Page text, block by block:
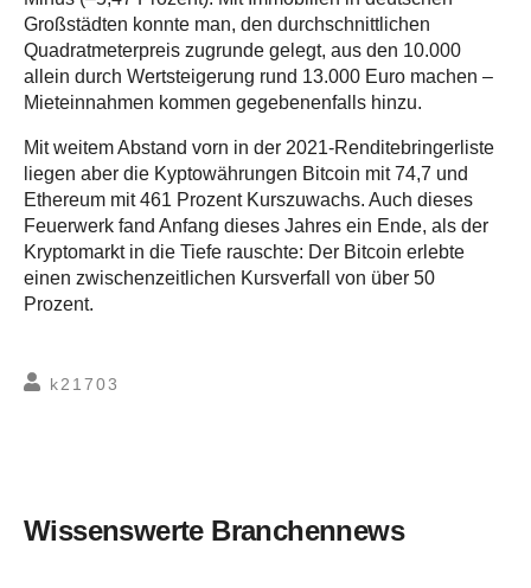
Großstädten konnte man, den durchschnittlichen
Quadratmeterpreis zugrunde gelegt, aus den 10.000
allein durch Wertsteigerung rund 13.000 Euro machen –
Mieteinnahmen kommen gegebenenfalls hinzu.
Mit weitem Abstand vorn in der 2021-Renditebringerliste
liegen aber die Kyptowährungen Bitcoin mit 74,7 und
Ethereum mit 461 Prozent Kurszuwachs. Auch dieses
Feuerwerk fand Anfang dieses Jahres ein Ende, als der
Kryptomarkt in die Tiefe rauschte: Der Bitcoin erlebte
einen zwischenzeitlichen Kursverfall von über 50
Prozent.
k21703
Wissenswerte Branchennews